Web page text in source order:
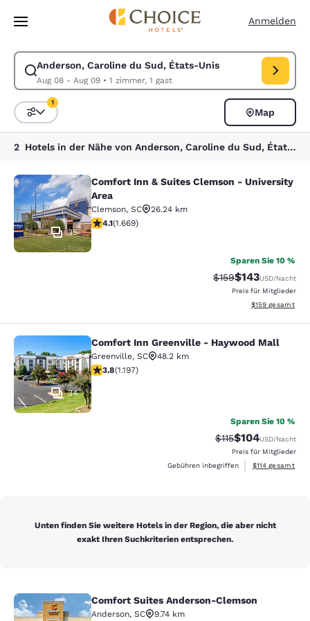
Weiter Zu Hauptinhalt
Anmelden
Anderson, Caroline du Sud, États-Unis
Aug 08 - Aug 09• 1 zimmer, 1 gast
Suche für Anderson, Caroline du Sud, États-Unis ändern. Check-in-
Sortieren und Filtern,
1
Map
2 Hotels in der Nähe von Anderson, Caroline du Sud, États-Unis entsprechen Ihren Filtern
Comfort Inn & Suites Clemson -
35
Comfort Inn & Suites Clemson - University
Area
Clemson, SC
26.24 km
4.12-Sterne-Bewertung. Sehr gut. 1669 Bewertungen
4.1(1.669)
Sparen Sie 10 %
Durchgestrichener
$159Vergünstigter
$143USD/Nacht
Preis für Mitglieder
Geschätzte
$159 gesamt
Comfort Inn Greenville - Haywood
34
Comfort Inn Greenville - Haywood Mall
Greenville, SC
48.2 km
3.83-Sterne-Bewertung. Gut. 1197 Bewertungen
3.8(1.197)
Sparen Sie 10 %
Durchgestrichener
$115Vergünstigter
$104USD/Nacht
Preis für Mitglieder
Gebühren inbegriffen
Geschätzte
$114 gesamt
Unten finden Sie weitere Hotels in der Region, die aber nicht
exakt Ihren Suchkriterien entsprechen.
Comfort Suites Anderson-Clemson
Comfort Suites Anderson-Clemson
Anderson, SC
9.74 km